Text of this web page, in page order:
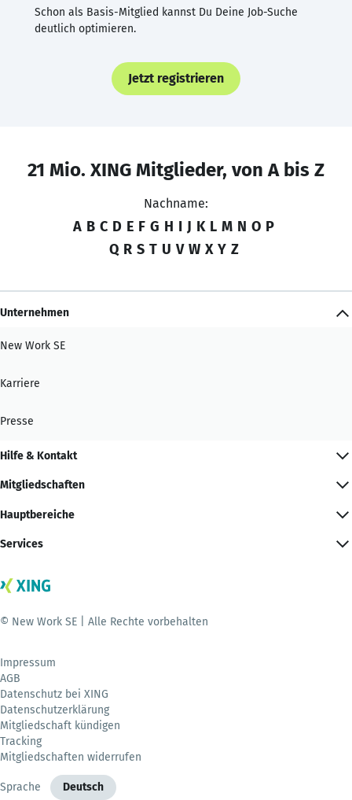
Schon als Basis-Mitglied kannst Du Deine Job-Suche
deutlich optimieren.
Jetzt registrieren
21 Mio. XING Mitglieder, von A bis Z
Nachname:
A B C D E F G H I J K L M N O P
Q R S T U V W X Y Z
Unternehmen
New Work SE
Karriere
Presse
Hilfe & Kontakt
Mitgliedschaften
Hauptbereiche
Services
© New Work SE | Alle Rechte vorbehalten
Impressum
AGB
Datenschutz bei XING
Datenschutzerklärung
Mitgliedschaft kündigen
Tracking
Mitgliedschaften widerrufen
Sprache Deutsch